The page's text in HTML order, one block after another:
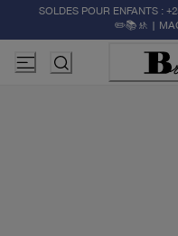
SOLDES POUR ENFANTS :
✏️📚🚸 |